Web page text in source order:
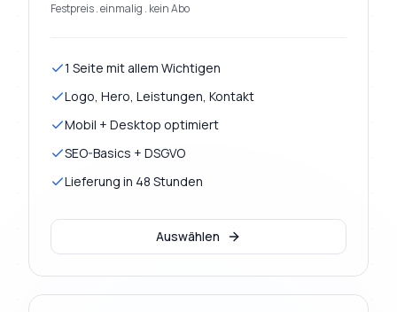
Festpreis . einmalig . kein Abo
1 Seite mit allem Wichtigen
Logo, Hero, Leistungen, Kontakt
Mobil + Desktop optimiert
SEO-Basics + DSGVO
Lieferung in 48 Stunden
Auswählen